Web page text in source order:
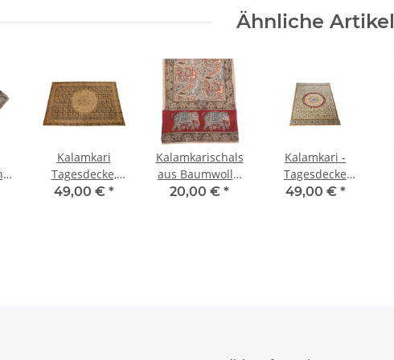
Ähnliche Artikel
Kalamkari
Tagesdecke,
Schwarz mit
49,00 € *
Kalamkarischals
aus Baumwolle,
versch. Motive,
20,00 € *
Kalamkari -
Tagesdecke
150x220cm
49,00 € *